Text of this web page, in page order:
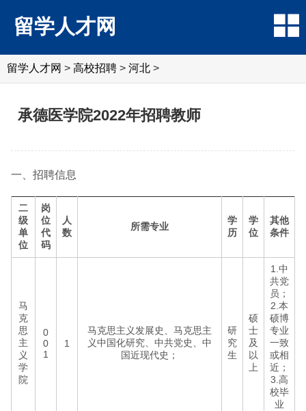
留学人才网
留学人才网 > 高校招聘 > 河北 >
承德医学院2022年招聘教师
一、招聘信息
二
级
单
位
岗
位
代
码
人
数
所需专业
学
历
学
位
其他
条件
马
克
思
主
义
学
院
0
0
1
1
马克思主义发展史、马克思主
义中国化研究、中共党史、中
国近现代史；
研
究
生
硕
士
及
以
上
1.中
共党
员；
2.本
硕博
专业
一致
或相
近；
3.高
校毕
业